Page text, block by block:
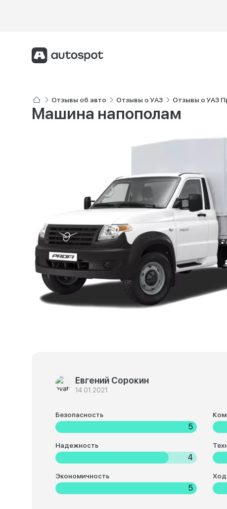
Отзывы об авто Отзывы о УАЗ Отзывы о УАЗ
Машина напополам
Евгений Сорокин
14.01.2021
Безопасность
5
Надежность
4
Экономичность
5